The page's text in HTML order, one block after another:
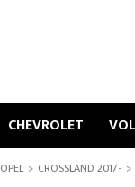
CHEVROLET
OPEL CROSSLAND 2017-